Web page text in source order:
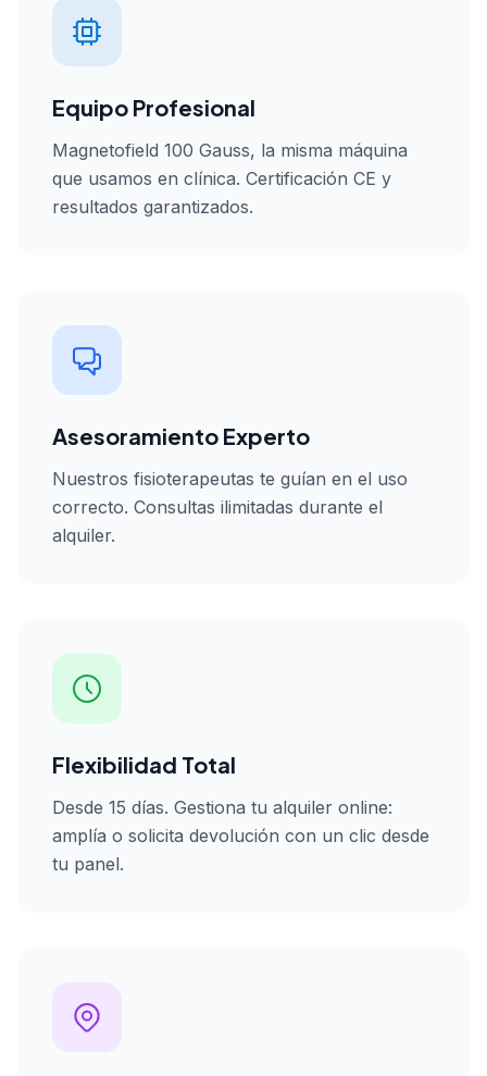
Equipo Profesional
Magnetofield 100 Gauss, la misma máquina
que usamos en clínica. Certificación CE y
resultados garantizados.
Asesoramiento Experto
Nuestros fisioterapeutas te guían en el uso
correcto. Consultas ilimitadas durante el
alquiler.
Flexibilidad Total
Desde 15 días. Gestiona tu alquiler online:
amplía o solicita devolución con un clic desde
tu panel.